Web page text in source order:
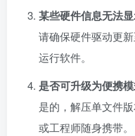
某些硬件信息无法
请确保硬件驱动更
运行软件。
是否可升级为便携模
是的，解压单文件
或工程师随身携带。